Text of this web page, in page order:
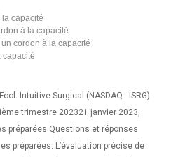
capacité
à la capacité
cordon à la capacité
capacité
Intuitive Surgical (NASDAQ : ISRG)
trimestre 202321 janvier 2023,
préparées Questions et réponses
préparées. L’évaluation précise de